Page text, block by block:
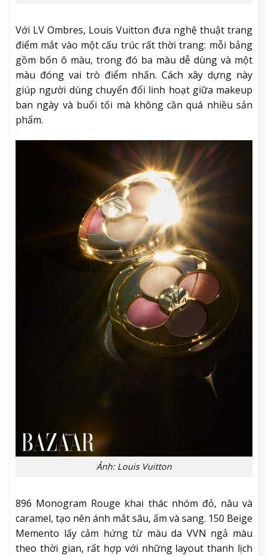
Với LV Ombres, Louis Vuitton đưa nghệ thuật trang
điểm mắt vào một cấu trúc rất thời trang: mỗi bảng
gồm bốn ô màu, trong đó ba màu dễ dùng và một
màu đóng vai trò điểm nhấn. Cách xây dựng này
giúp người dùng chuyển đổi linh hoạt giữa makeup
ban ngày và buổi tối mà không cần quá nhiều sản
phẩm.
Ảnh: Louis Vuitton
896 Monogram Rouge khai thác nhóm đỏ, nâu và
caramel, tạo nên ánh mắt sâu, ấm và sang. 150 Beige
Memento lấy cảm hứng từ màu da VVN ngả màu
theo thời gian, rất hợp với những layout thanh lịch